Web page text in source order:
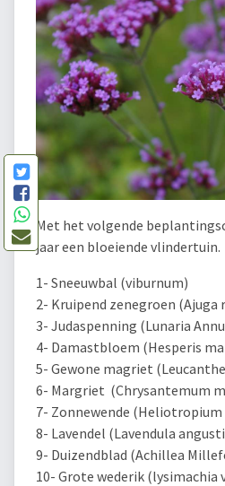
Met het volgende
jaar een bloeiende vlindertuin.
1- Sneeuwbal (viburnum)
2- Kruipend zenegroen (Ajuga
3- Judaspenning (Lunaria
4- Damastbloem (Hesperis
5- Gewone magriet
6- Margriet (Chrysantemum
7- Zonnewende (Heliotropium
8- Lavendel (Lavendula
9- Duizendblad (Achillea
10- Grote wederik (lysimachia